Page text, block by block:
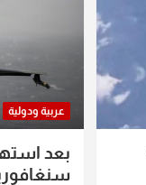
عربية ودولية
بعد